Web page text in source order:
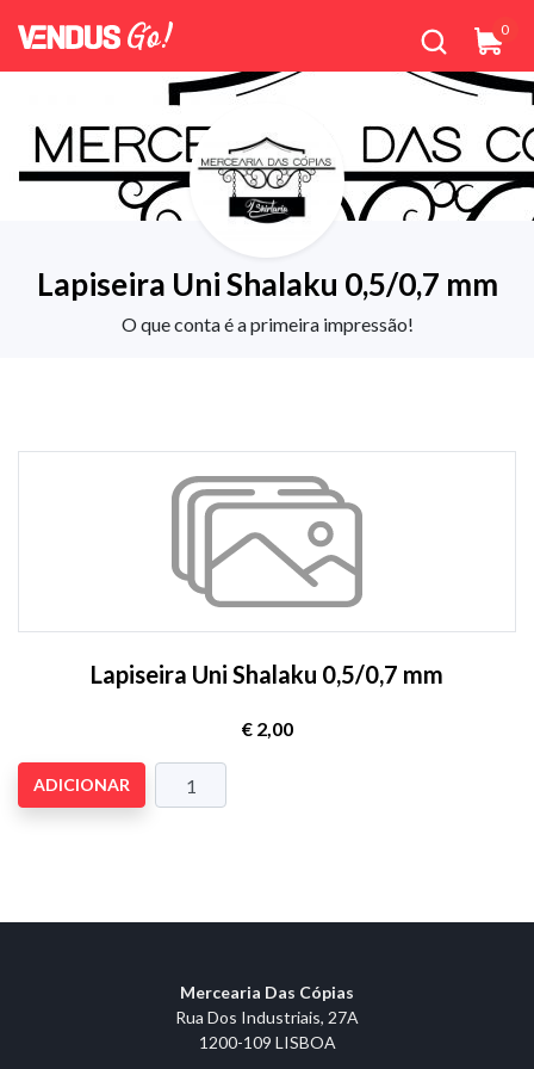
0
Lapiseira Uni Shalaku 0,5/0,7 mm
O que conta é a primeira impressão!
Lapiseira Uni Shalaku 0,5/0,7 mm
€ 2,00
ADICIONAR
Mercearia Das Cópias
Rua Dos Industriais, 27A
1200-109 LISBOA